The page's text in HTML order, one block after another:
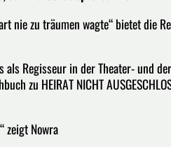
nie zu träumen wagte“ bietet die
Regisseur in der Theater- und
zu HEIRAT NICHT
zeigt Nowra